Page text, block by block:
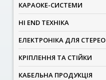
КАРАОКЕ-СИСТЕМИ
HI END ТЕХНІКА
ЕЛЕКТРОНІКА ДЛЯ СТЕРЕО
КРІПЛЕННЯ ТА СТІЙКИ
КАБЕЛЬНА ПРОДУКЦІЯ